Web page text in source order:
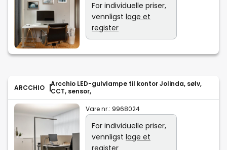
For individuelle priser,
vennligst lage et
register
ARCCHIO
Arcchio LED-gulvlampe til kontor Jolinda, sølv,
CCT, sensor,
Vare nr.: 9968024
For individuelle priser,
vennligst lage et